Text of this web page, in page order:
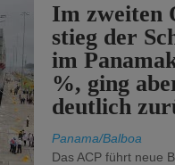
Im zweiten
stieg der
im
%, ging
deutlich
Panama/Balboa
Das ACP führt neue